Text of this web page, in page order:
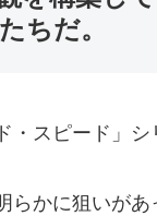
ちだ。
スピード」シ
かに狙いがあ